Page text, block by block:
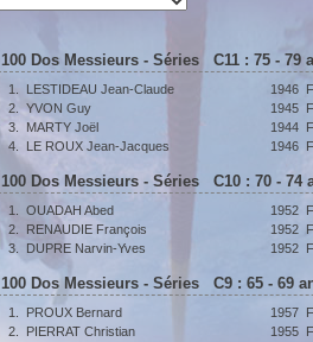
100 Dos Messieurs - Séries C11 : 75 - 79
1. LESTIDEAU Jean-Claude 1946
2.
YVON Guy 1945
3.
MARTY Joël 1944
4.
LE ROUX Jean-Jacques 1946
100 Dos Messieurs - Séries C10 : 70 - 74
1. OUADAH Abed 1952
2.
RENAUDIE François 1952
3.
DUPRE Narvin-Yves 1952
100 Dos Messieurs - Séries C9 : 65 - 69
1. PROUX Bernard 1957
2.
PIERRAT Christian 1955